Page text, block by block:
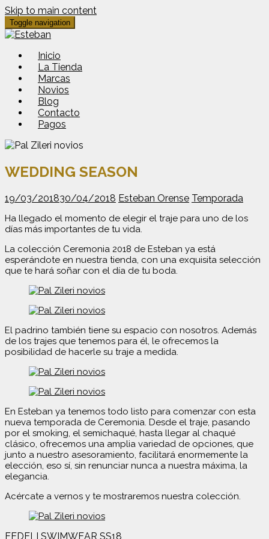
Skip to main content
Toggle navigation
Inicio
La Tienda
Marcas
Novios
Blog
Contacto
Pagos
WEDDING SEASON
19/03/201830/04/2018 Esteban Orense Temporada
Ha llegado el momento de elegir el traje para uno de los
días más importantes de tu vida.
La colección Ceremonia 2018 de Esteban ya está
esperándote en nuestra tienda, con una exquisita selección
que te hará soñar con el día de tu boda.
El padrino también tiene su espacio con nosotros. Además
de los trajes que tenemos para él, le ofrecemos la
posibilidad de hacerle su traje a medida.
En Esteban ya tenemos todo listo para comenzar con esta
nueva temporada de Ceremonia. Desde el traje, pasando
por el smoking, el semichaqué, hasta llegar al chaqué
clásico, ofrecemos una amplia variedad de opciones, que
junto a nuestro asesoramiento, facilitará enormemente la
elección, eso sí, sin renunciar nunca a nuestra máxima, la
elegancia.
Acércate a vernos y te mostraremos nuestra colección.
FEDELI SWIMWEAR SS18